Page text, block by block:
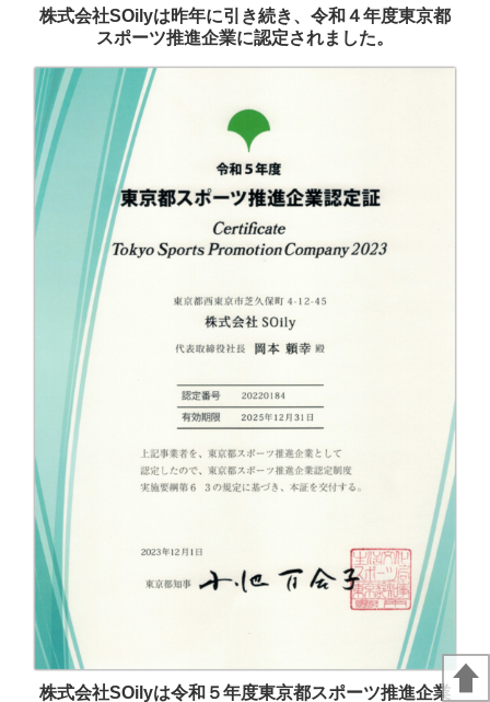
株式会社SOilyは昨年に引き続き、令和４年度東京都
スポーツ推進企業に認定されました。
株式会社SOilyは令和５年度東京都スポーツ推進企業